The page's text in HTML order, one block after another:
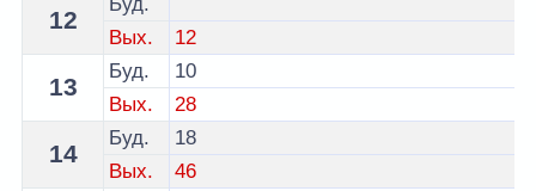
12
Вых.
12
13
Буд.
10
Вых.
28
14
Буд.
18
Вых.
46